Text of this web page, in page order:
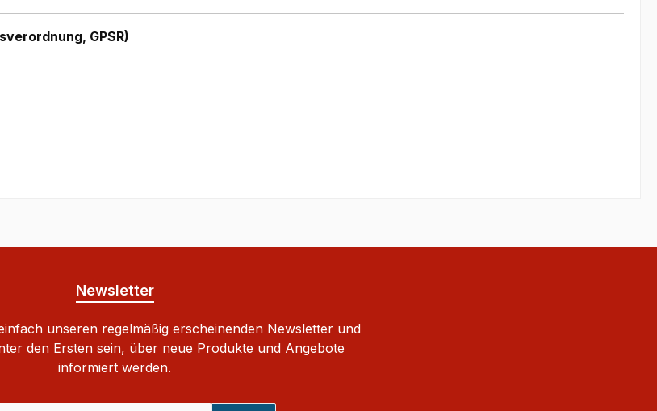
GPSR)
Newsletter
unseren regelmäßig erscheinenden Newsletter und
den Ersten sein, über neue Produkte und Angebote
informiert werden.